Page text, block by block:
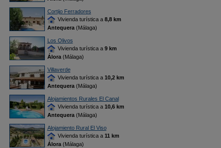
Cortijo Ferradores
Vivienda turística a 8,8 km
Antequera(Málaga)
Los Olivos
Vivienda turística a 9 km
Álora(Málaga)
Villaverde
Vivienda turística a 10,2 km
Antequera(Málaga)
Alojamientos Rurales El Canal
Vivienda turística a 10,6 km
Antequera(Málaga)
Alojamiento Rural El Viso
Vivienda turística a 11 km
Álora(Málaga)